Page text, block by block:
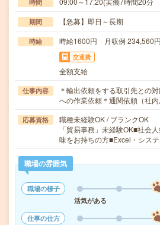
時間
期間 【急募】即日～長期
時給 時給1600円 月収例 234,560
交通費
全額支給
仕事内容
＊輸出依頼をする取引先との
への作業依頼＊通関依頼（社
応募資格
職種未経験OK / ブランクOK
「貿易事務」未経験OK■社会
味をお持ちの方■Excel・シス
職場の雰囲気
職場の様子
活気がある
仕事の仕方